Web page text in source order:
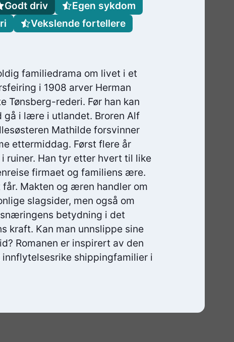
familiedrama om livet i et
i 1908 arver Herman
Tønsberg-rederi. Før han kan
gå i lære i utlandet. Broren Alf
Mathilde forsvinner
ettermiddag. Først flere år
ruiner. Han tyr etter hvert til like
firmaet og familiens ære.
Makten og æren handler om
slagsider, men også om
betydning i det
kraft. Kan man unnslippe sine
Romanen er inspirert av den
shippingfamilier i
Godt driv
Egen sykdom
Vekslende fortellere